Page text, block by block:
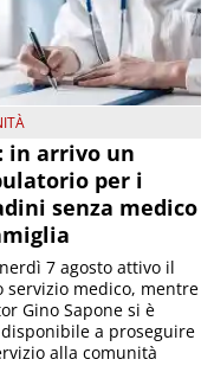
in arrivo un
per i
senza medico
7 agosto attivo il
servizio medico, mentre
Gino Sapone si è
a proseguire
alla comunità